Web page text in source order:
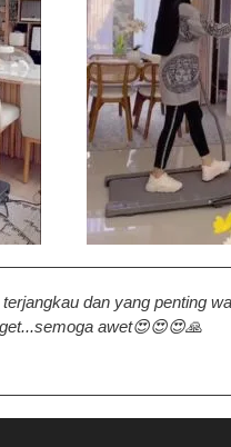
dan yang penting
awet😍😍😍🙏